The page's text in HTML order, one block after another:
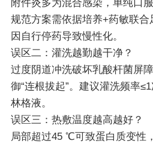
附件炎多为混合感染，单纯口
规范方案需依据培养+药敏联
因自行停药导致慢性化。
误区二：灌洗越勤越干净？
过度阴道冲洗破坏乳酸杆菌屏
御“连根拔起”。建议灌洗频率
林格液。
误区三：热敷温度越高越好？
局部超过45 ℃可致蛋白质变性